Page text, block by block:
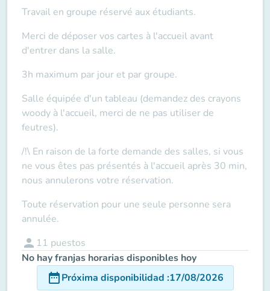
Travail en groupe réservé aux étudiants.
Merci de déposer vos cartes à l'accueil avant
d'entrer dans la salle.
3h maximum par jour et par groupe.
Salle équipée d'un tableau (demandez des crayons
woody à l'accueil, merci de ne pas utiliser de
feutres).
/!\ En raison de la forte demande des salles, si vous
ne vous êtes pas présentés à l'accueil après 30 min,
nous annulerons votre réservation.
Toute réservation pour une seule personne sera
annulée.
person 11 puestos
No hay franjas horarias disponibles hoy
date_rangePróxima disponibilidad :17/08/2026